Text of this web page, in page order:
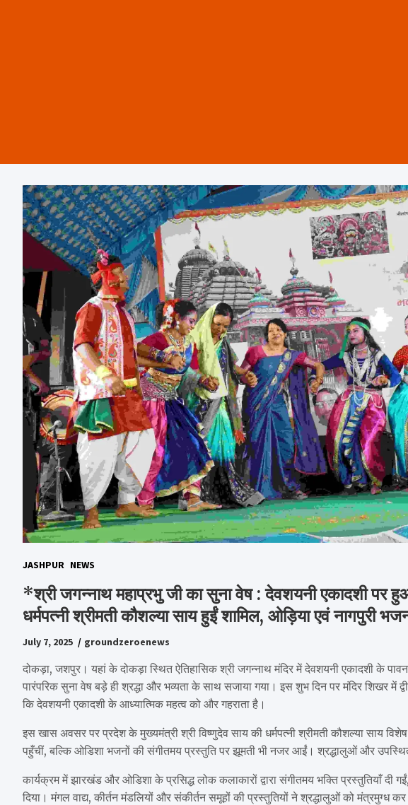
JASHPUR NEWS
*श्री जगन्नाथ महाप्रभु जी का सुना वेष : देवशयनी एकादशी पर
धर्मपत्नी श्रीमती कौशल्या साय हुईं शामिल, ओड़िया एवं नागपुरी
July 7, 2025 groundzeroenews
दोकड़ा, जशपुर। यहां के दोकड़ा स्थित ऐतिहासिक श्री जगन्नाथ मंदिर में देवशयनी एकादशी के
पारंपरिक सुना वेष बड़े ही श्रद्धा और भव्यता के साथ सजाया गया। इस शुभ दिन पर मंदिर शिखर में
कि देवशयनी एकादशी के आध्यात्मिक महत्व को और गहराता है।
इस खास अवसर पर प्रदेश के मुख्यमंत्री श्री विष्णुदेव साय की धर्मपत्नी श्रीमती कौशल्या साय
पहुँचीं, बल्कि ओडिशा भजनों की संगीतमय प्रस्तुति पर झूमती भी नजर आईं। श्रद्धालुओं और
कार्यक्रम में झारखंड और ओडिशा के प्रसिद्ध लोक कलाकारों द्वारा संगीतमय भक्ति प्रस्तुतियाँ दी
दिया। मंगल वाद्य, कीर्तन मंडलियों और संकीर्तन समूहों की प्रस्तुतियों ने श्रद्धालुओं को मंत्रमुग्ध